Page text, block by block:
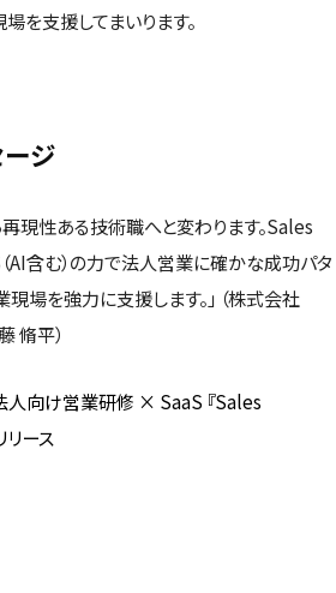
を支援してまいります。
ジ
現性ある技術職へと変わります。Sales
含む）の力で法人営業に確かな成功パタ
場を強力に支援します。」 （株式会社
脩平）
人向け営業研修 × SaaS 『Sales
ース